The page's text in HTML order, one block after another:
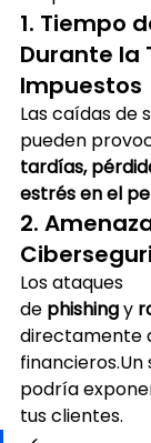
1. Tiempo
Durante la
Impuestos
Las caídas de
pueden
tardías,
estrés en el
2.
Los ataques
de phishing y
directamente
podría
tus clientes.